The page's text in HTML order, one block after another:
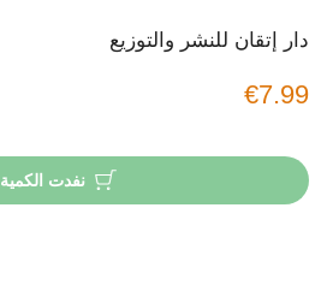
دار إتقان للنشر والتوزيع
€7.99
نفدت الكمية